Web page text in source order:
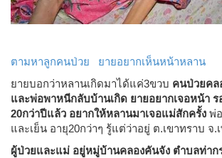
ตามหาลูกคนป่วย ยายอยากเห็นหน้าหลาน
ยายบอกว่าหลานเกิดมาได้แค่3ขวบ คนป่วยคล
และพ่อพาหนีกลับบ้านเกิด ยายอยากเจอหน้า ร
20กว่าปีแล้ว อยากให้หลานมาเจอแม่สักครั้ง พ่
และเย็น อายุ20กว่าๆ รู้แต่ว่าอยู่ ต.เขาทราบ จ
ผู้ป่วยและแม่ อยู่หมู่บ้านคลองคันจัง ตำบลท่าก